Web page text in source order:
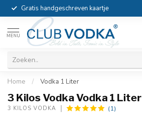
Gratis handgeschreven kaartje
MENU
Home / Vodka 1 Liter
3 Kilos Vodka Vodka 1 Liter
3 KILOS VODKA (1)